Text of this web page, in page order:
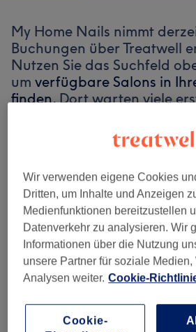
My Home Nails nimmt
Buchungen über Treatwell
Nutzen Sie das Suchfeld
um verfügbare Salons in
finden. Dort warten viele
Auf Treatwell
Wir verwenden eigene Cookies
Dritten, um Inhalte und Anzeigen
Medienfunktionen bereitzustellen
Datenverkehr zu analysieren. Wir
Informationen über die Nutzung
unsere Partner für soziale Medien,
Analysen weiter. Cookie-
Cookie-